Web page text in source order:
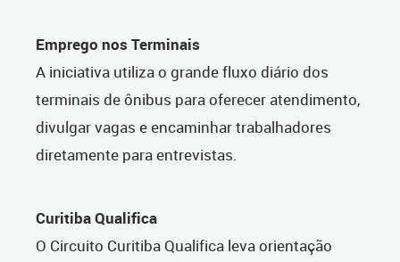
Emprego nos Terminais
A iniciativa utiliza o grande fluxo diário dos
terminais de ônibus para oferecer atendimento,
divulgar vagas e encaminhar trabalhadores
diretamente para entrevistas.
Curitiba Qualifica
O Circuito Curitiba Qualifica leva orientação